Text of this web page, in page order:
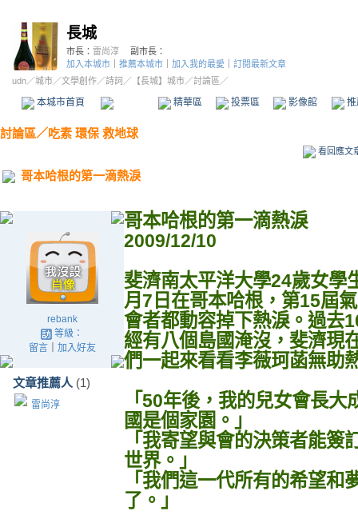
長城
市長： 雷尚淳
副市長：
加入本城市
推薦本城市 加入我的最愛
訂閱最新文章
udn／城市／文學創作／詩詞 ／ 【長城】城市／討論區／
本城市首頁 精華區 投票區 影像館
討論區／吃素 環保 救地球
看回應文
哥本哈根的第一滴熱淚
rebank
等級：
留言｜ 加入好友
文章推薦人 (1)
雷尚淳
哥本哈根的第一滴熱淚
2009/12/10
斐濟南太平洋大學24歲女
月7日在哥本哈根，第15屆
會者都動容掉下熱淚。過去
經有八個島國淹沒，斐濟現
們一起來看看李薇珂菡無助
「50年後，我的兒女會長
國是個家園。」
「我寄望與會的決策者能
世界。」
「我們這一代所有的希望
了。」